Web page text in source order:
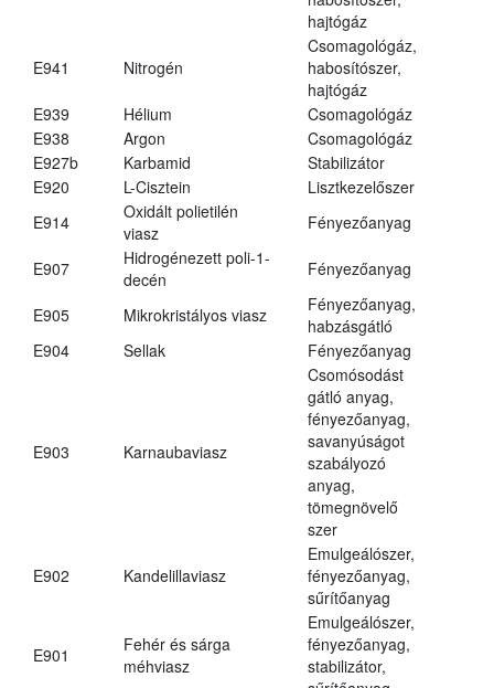
hajtógáz
E941 Nitrogén
Csomagológáz,
habosítószer,
hajtógáz
E939
Hélium
Csomagológáz
E938
Argon
Csomagológáz
E927b
Karbamid
Stabilizátor
E920
L-Cisztein
Lisztkezelőszer
E914
Oxidált polietilén
viasz
Fényezőanyag
E907
Hidrogénezett poli-1-
decén
Fényezőanyag
E905 Mikrokristályos viasz
Fényezőanyag,
habzásgátló
E904
Sellak Fényezőanyag
E903 Karnaubaviasz
Csomósodást
gátló anyag,
fényezőanyag,
savanyúságot
szabályozó
anyag,
tömegnövelő
szer
E902 Kandelillaviasz
Emulgeálószer,
fényezőanyag,
sűrítőanyag
E901
Fehér és sárga
méhviasz
Emulgeálószer,
fényezőanyag,
stabilizátor,